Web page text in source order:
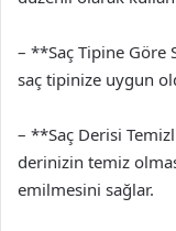
– **Saç Tipine Göre
saç tipinize uygun
– **Saç Derisi
derinizin temiz
emilmesini sağlar.